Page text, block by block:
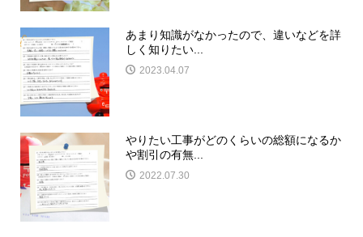
あまり知識がなかったので、違いなどを詳
しく知りたい...
2023.04.07
やりたい工事がどのくらいの総額になるか
や割引の有無...
2022.07.30